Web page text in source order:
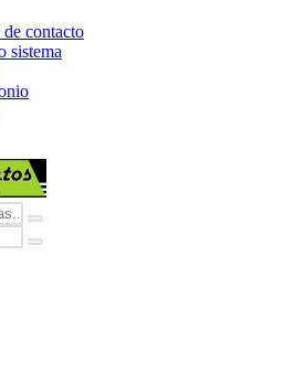
de contacto
sistema